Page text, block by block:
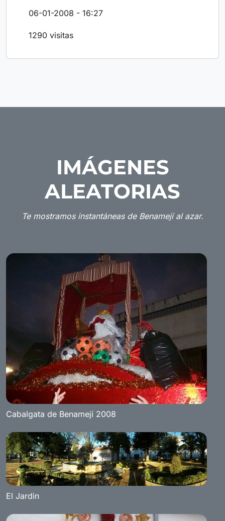
06-01-2008 - 16:27
1290 visitas
IMÁGENES
ALEATORIAS
Te mostramos instantáneas de Benamejí al azar.
Cabalgata de Benamejí 2008
El Jardin